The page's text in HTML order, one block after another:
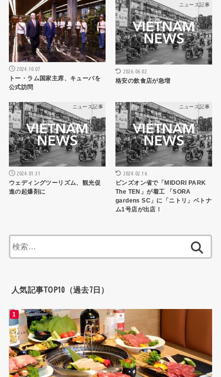
ニュース記事
2024.10.07
トー・ラム国家主席、キューバを
公式訪問
ニュース記事
2026.06.02
格安の飲食店が急増
ニュース記事
2024.01.31
ウェディングツーリズム、観光促
進の起爆剤に
ニュース記事
2024.02.16
ビンズオン省で「MIDORI PARK
The TEN」が着工 「SORA
gardens SC」に「ニトリ」ベトナ
ム1号店が出店！
索:
人気記事TOP10（過去7日）